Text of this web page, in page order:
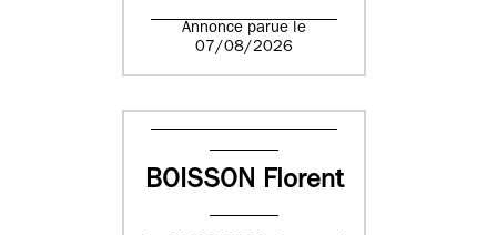
Annonce parue le
07/08/2026
BOISSON Florent